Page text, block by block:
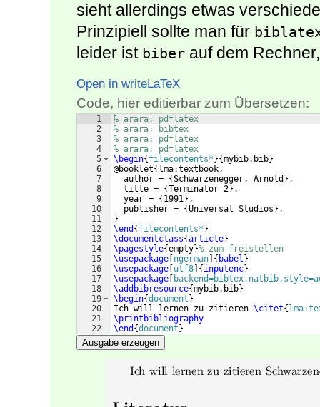
sieht allerdings etwas
Prinzipiell sollte man für
leider ist biber auf dem
Open in writeLaTeX
Code, hier editierbar zum Übersetzen:
1
2
3
4
5
6
7
8
9
10
11
12
13
14
15
16
17
18
19
20
21
22
% arara: pdflatex
% arara: bibtex
% arara: pdflatex
% arara: pdflatex
\begin{ filecontents* }{mybib.bib}
@booklet{ lma:textbook,
  author =
{Schwarzenegger, Arnold } ,
  title =
{Terminator 2} ,
  year =
{ 1991} ,
  publisher =
{Universal Studios } ,
}
\end { filecontents* }
\documentclass{article}
\pagestyle{empty}% zum freistellen
\usepackage ngerman { babel }
\usepackage utf8 { inputenc}
\usepackage
\addbibresource{mybib.bib}
\begin{document }
Ich will lernen zu zitieren \citet{
\printbibliography
\end {document }
Ausgabe erzeugen